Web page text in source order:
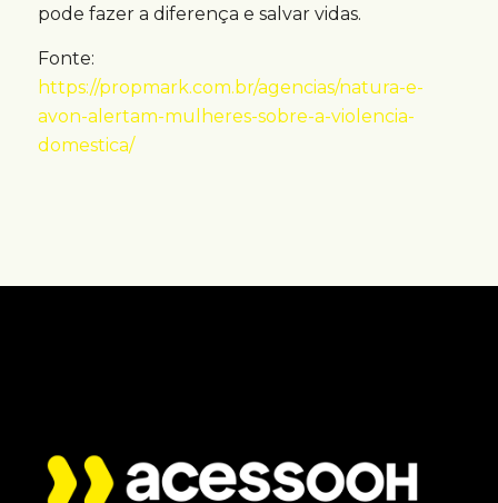
pode fazer a diferença e salvar vidas.
Fonte:
https://propmark.com.br/agencias/natura-e-
avon-alertam-mulheres-sobre-a-violencia-
domestica/